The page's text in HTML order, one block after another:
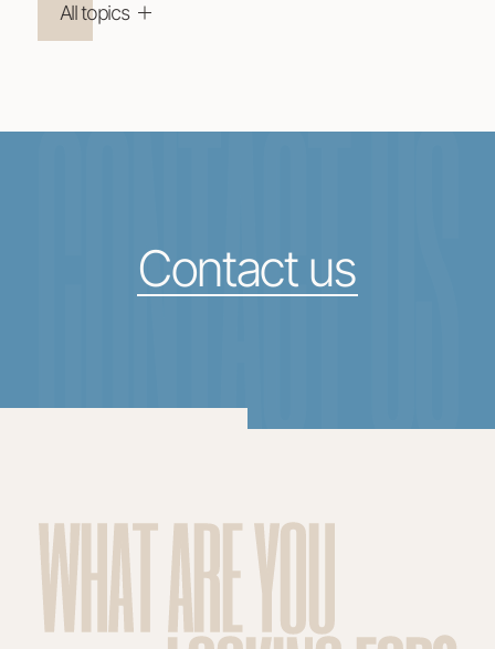
All topics
CONTACT US
Contact us
WHAT ARE YOU